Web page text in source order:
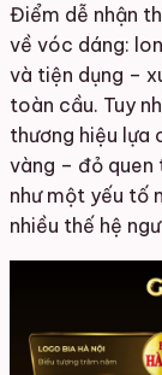
Điểm dễ nhận
về vóc dáng:
và tiện dụng –
toàn cầu. Tuy
thương hiệu lựa
vàng – đỏ quen
như một yếu tố
nhiều thế hệ